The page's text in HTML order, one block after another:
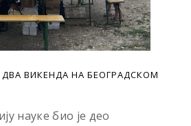
ВИКЕНДА НА БЕОГРАДСКОМ
науке био је део